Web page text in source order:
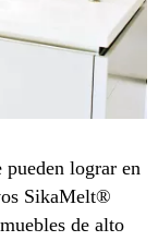
lograr en
SikaMelt®
de alto